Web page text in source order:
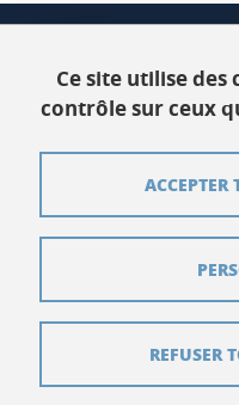
Bâtiment C Phitem
120 rue de la piscine
38400 Saint-Martin-
Plan du site
Données personnelles
Ce site utilise des
contrôle sur ceux
ACCEPTER
REFUSER